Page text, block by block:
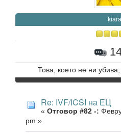
kiara
Това, което не ни
Re: IVF/ICSI на ЕЦ
« Отговор #82 -:
pm »